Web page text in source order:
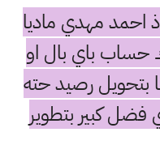
احمد مهدي ماديا
حساب باي بال او
بتحويل رصيد حته
فضل كبير بتطوير